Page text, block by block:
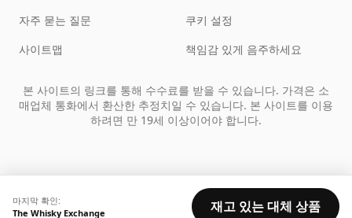
마지막 확인:
The Whisky Exchange
재고 있는 대체 상품
자주 묻는 질문
사이트맵
쿠키 설정
책임감 있게 음주하세요
본 사이트의 링크를 통해 수수료를 받을 수 있습니다. 가격은 소
매업체 통화에서 환산한 추정치일 수 있습니다. 본 사이트를 이용
하려면 만 19세 이상이어야 합니다.